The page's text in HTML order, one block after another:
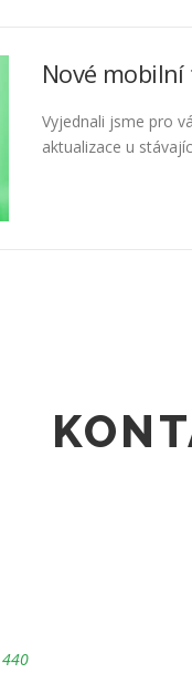
Nové
Vyjednali jsme pro
aktualizace u